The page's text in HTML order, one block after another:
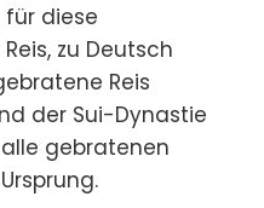
für diese
zu Deutsch
Reis
der Sui-Dynastie
gebratenen